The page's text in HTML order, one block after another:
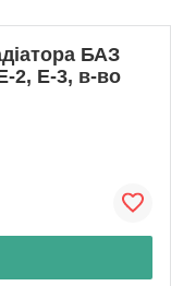
БАЗ
2, E-3, в-во